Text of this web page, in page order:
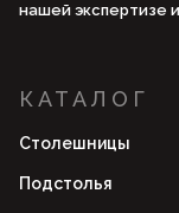
нашей экспертизе
КАТАЛОГ
Столешницы
Подстолья